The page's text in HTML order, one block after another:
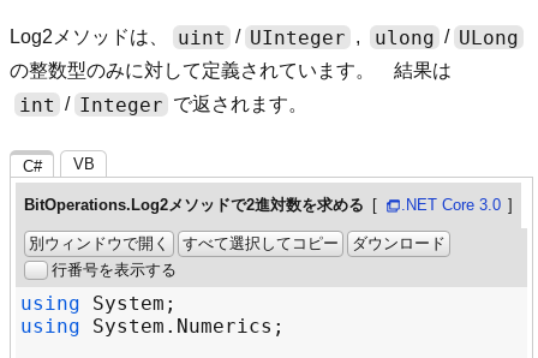
Log2メソッドは、 uint / UInteger , ulong / ULong
の整数型のみに対して定義されています。 結果は
int / Integer で返されます。
C# VB
BitOperations.Log2メソッドで2進対数を求める .NET Core 3.0
別ウィンドウで開く すべて選択してコピー
ダウンロード
行番号を表示する
using System
using
System . Numerics